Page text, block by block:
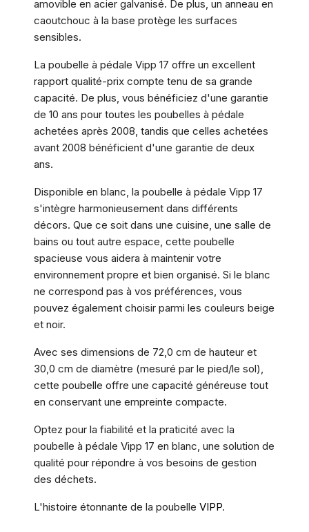
amovible en acier galvanisé. De plus, un anneau en
caoutchouc à la base protège les surfaces
sensibles.
La poubelle à pédale Vipp 17 offre un excellent
rapport qualité-prix compte tenu de sa grande
capacité. De plus, vous bénéficiez d'une garantie
de 10 ans pour toutes les poubelles à pédale
achetées après 2008, tandis que celles achetées
avant 2008 bénéficient d'une garantie de deux
ans.
Disponible en blanc, la poubelle à pédale Vipp 17
s'intègre harmonieusement dans différents
décors. Que ce soit dans une cuisine, une salle de
bains ou tout autre espace, cette poubelle
spacieuse vous aidera à maintenir votre
environnement propre et bien organisé. Si le blanc
ne correspond pas à vos préférences, vous
pouvez également choisir parmi les couleurs beige
et noir.
Avec ses dimensions de 72,0 cm de hauteur et
30,0 cm de diamètre (mesuré par le pied/le sol),
cette poubelle offre une capacité généreuse tout
en conservant une empreinte compacte.
Optez pour la fiabilité et la praticité avec la
poubelle à pédale Vipp 17 en blanc, une solution de
qualité pour répondre à vos besoins de gestion
des déchets.
L'histoire étonnante de la poubelle VIPP.